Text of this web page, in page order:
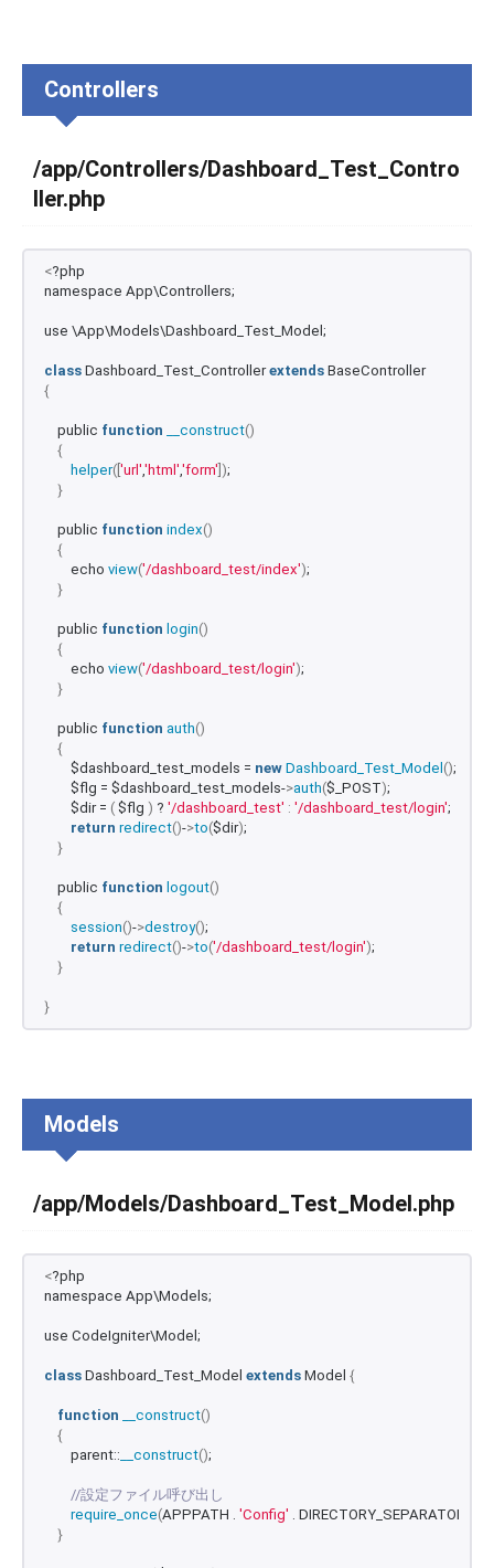
Controllers
/app/Controllers/Dashboard_Test_Contro
ller.php
<?php
namespace App\Controllers;
use \App\Models\Dashboard_Test_Model;
class Dashboard_Test_Controller extends BaseController
{
    public
function __construct()
{
helper([ 'url','html','form' ]);
}
    public
function index()
{
        echo
view('/dashboard_test/index');
}
    public
function login()
{
        echo
view('/dashboard_test/login');
}
    public
function auth()
{
        $dashboard_test_models =
new Dashboard_Test_Model ();
        $flg = $dashboard_test_models-
>auth($_POST);
        $dir =
( $flg ) ? '/dashboard_test' : '/dashboard_test/login';
return redirect()->to($dir);
}
    public
function logout()
{
session()->destroy();
return redirect()->to('/dashboard_test/login');
}
}
Models
/app/Models/Dashboard_Test_Model.php
<?php
namespace App\Models;
use CodeIgniter\Model;
class Dashboard_Test_Model extends Model {
function __construct()
{
        parent::
__construct();
//設定ファイル呼び出し
require_once(APPPATH . 'Config' . DIRECTORY_SEPARATOR .
}